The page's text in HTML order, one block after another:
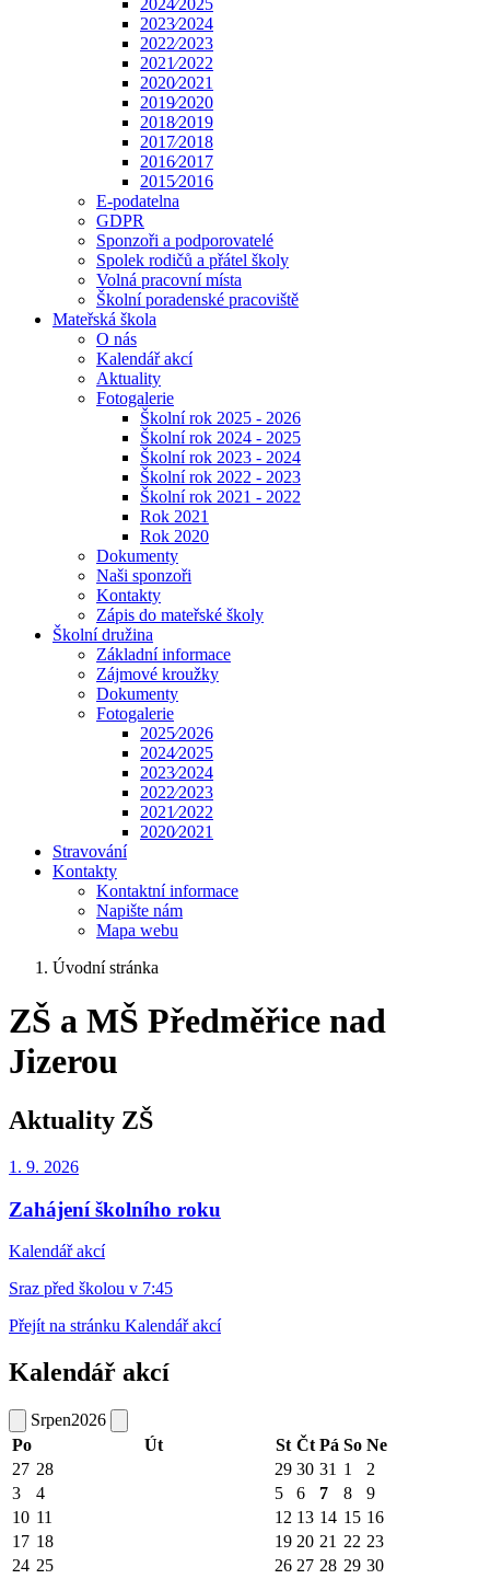
2024⁄2025
2023⁄2024
2022⁄2023
2021⁄2022
2020⁄2021
2019⁄2020
2018⁄2019
2017⁄2018
2016⁄2017
2015⁄2016
E-podatelna
GDPR
Sponzoři a podporovatelé
Spolek rodičů a přátel školy
Volná pracovní místa
Školní poradenské pracoviště
Mateřská škola
O nás
Kalendář akcí
Aktuality
Fotogalerie
Školní rok 2025 - 2026
Školní rok 2024 - 2025
Školní rok 2023 - 2024
Školní rok 2022 - 2023
Školní rok 2021 - 2022
Rok 2021
Rok 2020
Dokumenty
Naši sponzoři
Kontakty
Zápis do mateřské školy
Školní družina
Základní informace
Zájmové kroužky
Dokumenty
Fotogalerie
2025⁄2026
2024⁄2025
2023⁄2024
2022⁄2023
2021⁄2022
2020⁄2021
Stravování
Kontakty
Kontaktní informace
Napište nám
Mapa webu
Úvodní stránka
ZŠ a MŠ Předměřice nad
Jizerou
Aktuality ZŠ
1. 9. 2026
Zahájení školního roku
Kalendář akcí
Sraz před školou v 7:45
Přejít na stránku Kalendář akcí
Kalendář akcí
Srpen2026
Po
Út St Čt Pá So Ne
27 28 29 30 31 1
2
3
4 5 6 7 8
9
10 11 12 13 14 15 16
17 18 19 20 21 22 23
24 25 26 27 28 29 30